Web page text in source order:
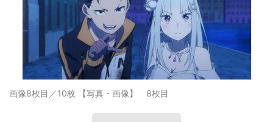
画像8枚目／10枚 【写真・画像】 8枚目